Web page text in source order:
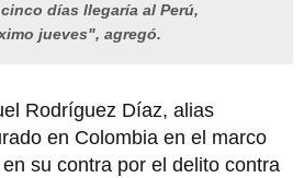
días llegaría al Perú,
jueves", agregó.
Rodríguez Díaz, alias
en Colombia en el marco
en su contra por el delito contra